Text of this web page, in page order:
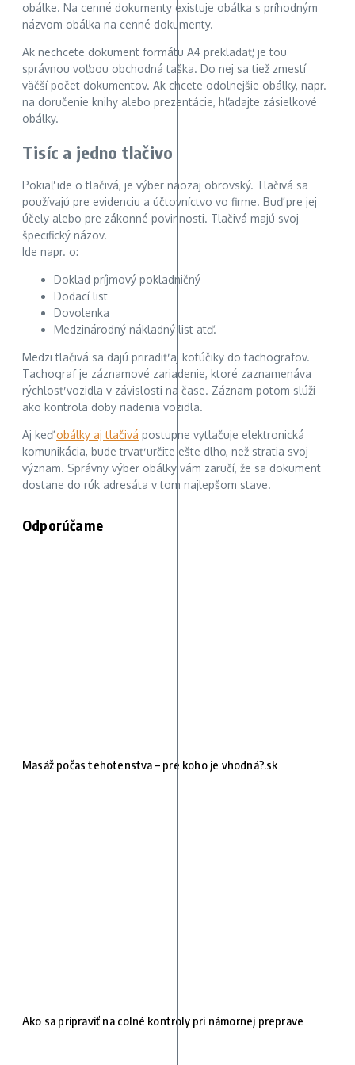
obálke. Na cenné dokumenty existuje obálka s príhodným
názvom obálka na cenné dokumenty.
Ak nechcete dokument formátu A4 prekladať, je tou
správnou voľbou obchodná taška. Do nej sa tiež zmestí
väčší počet dokumentov. Ak chcete odolnejšie obálky, napr.
na doručenie knihy alebo prezentácie, hľadajte zásielkové
obálky.
Tisíc a jedno tlačivo
Pokiaľ ide o tlačivá, je výber naozaj obrovský. Tlačivá sa
používajú pre evidenciu a účtovníctvo vo firme. Buď pre jej
účely alebo pre zákonné povinnosti. Tlačivá majú svoj
špecifický názov.
Ide napr. o:
Doklad príjmový pokladničný
Dodací list
Dovolenka
Medzinárodný nákladný list atď.
Medzi tlačivá sa dajú priradiť aj kotúčiky do tachografov.
Tachograf je záznamové zariadenie, ktoré zaznamenáva
rýchlosť vozidla v závislosti na čase. Záznam potom slúži
ako kontrola doby riadenia vozidla.
Aj keďobálky aj tlačivá postupne vytlačuje elektronická
komunikácia, bude trvať určite ešte dlho, než stratia svoj
význam. Správny výber obálky vám zaručí, že sa dokument
dostane do rúk adresáta v tom najlepšom stave.
Odporúčame
Masáž počas tehotenstva – pre koho je vhodná?.sk
Ako sa pripraviť na colné kontroly pri námornej preprave